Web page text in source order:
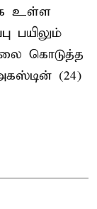
உள்ள
பயிலும்
கொடுத்த
(24)